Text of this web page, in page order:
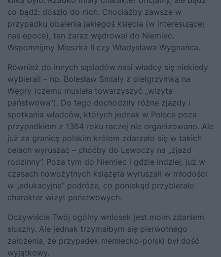
co bądź: doszło do nich. Chociażby zawsze w
przypadku obalenia jakiegoś księcia (w interesującej
nas epoce), ten zaraz wędrował do Niemiec.
Wspomnijmy Mieszka II czy Władysława Wygnańca.
Również do innych sąsiadów nasi władcy się niekiedy
wybierali – np. Bolesław Śmiały z pielgrzymką na
Węgry (czemu musiała towarzyszyć „wizyta
państwowa”). Do tego dochodziły różne zjazdy i
spotkania władców, których jednak w Polsce poza
przypadkiem z 1364 roku raczej nie organizowano. Ale
już za granicę polskim królom zdarzało się w takich
celach wyruszać – choćby do Lewoczy na „zjazd
rodzinny”. Poza tym do Niemiec i gdzie indziej, już w
czasach nowożytnych książęta wyruszali w młodości
w „edukacyjne” podróże, co poniekąd przybierało
charakter wizyt państwowych.
Oczywiście Twój ogólny wniosek jest moim zdaniem
słuszny. Ale jednak trzymałbym się pierwotnego
założenia, że przypadek niemiecko-polski był dość
wyjątkowy.